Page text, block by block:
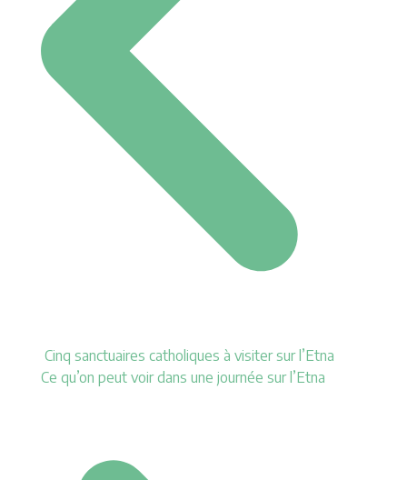
Cinq sanctuaires catholiques à visiter sur l’Etna
Ce qu’on peut voir dans une journée sur l’Etna